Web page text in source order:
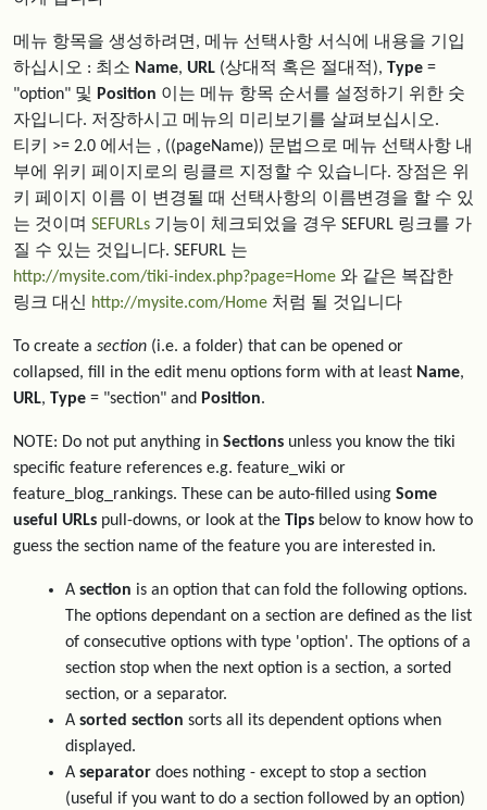
메뉴 항목을 생성하려면, 메뉴 선택사항 서식에 내용을 기입
하십시오 : 최소 Name, URL (상대적 혹은 절대적), Type =
"option" 및 Position 이는 메뉴 항목 순서를 설정하기 위한 숫
자입니다. 저장하시고 메뉴의 미리보기를 살펴보십시오.
티키 >= 2.0 에서는 , ((pageName)) 문법으로 메뉴 선택사항 내
부에 위키 페이지로의 링클르 지정할 수 있습니다. 장점은 위
키 페이지 이름 이 변경될 때 선택사항의 이름변경을 할 수 있
는 것이며 SEFURLs 기능이 체크되었을 경우 SEFURL 링크를 가
질 수 있는 것입니다. SEFURL 는
http://mysite.com/tiki-index.php?page=Home 와 같은 복잡한
링크 대신 http://mysite.com/Home 처럼 될 것입니다
To create a section (i.e. a folder) that can be opened or
collapsed, fill in the edit menu options form with at least Name,
URL, Type = "section" and Position.
NOTE: Do not put anything in Sections unless you know the tiki
specific feature references e.g. feature_wiki or
feature_blog_rankings. These can be auto-filled using Some
useful URLs pull-downs, or look at the Tips below to know how to
guess the section name of the feature you are interested in.
A section is an option that can fold the following options.
The options dependant on a section are defined as the list
of consecutive options with type 'option'. The options of a
section stop when the next option is a section, a sorted
section, or a separator.
A sorted section sorts all its dependent options when
displayed.
A separator does nothing - except to stop a section
(useful if you want to do a section followed by an option)